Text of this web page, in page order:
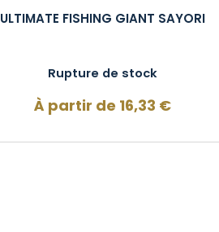
ULTIMATE FISHING GIANT SAYORI
Rupture de stock
À partir de 16,33 €